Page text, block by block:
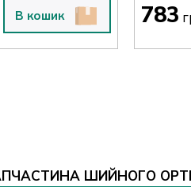
В кошик 783
ШИЙНОГО